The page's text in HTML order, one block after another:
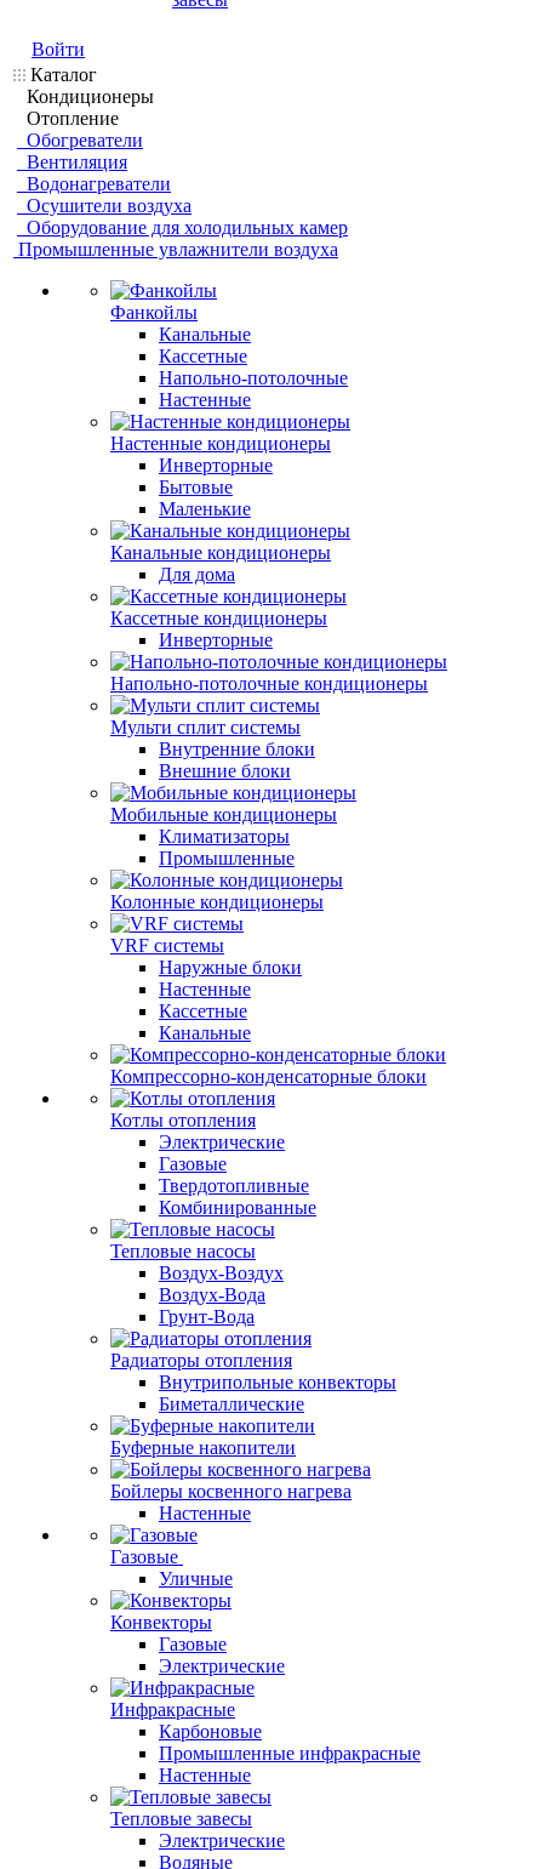
Войти
Каталог
Кондиционеры
Отопление
Обогреватели
Вентиляция
Водонагреватели
Осушители воздуха
Оборудование для холодильных камер
Промышленные увлажнители воздуха
Фанкойлы
Канальные
Кассетные
Напольно-потолочные
Настенные
Настенные кондиционеры
Инверторные
Бытовые
Маленькие
Канальные кондиционеры
Для дома
Кассетные кондиционеры
Инверторные
Напольно-потолочные кондиционеры
Мульти сплит системы
Внутренние блоки
Внешние блоки
Мобильные кондиционеры
Климатизаторы
Промышленные
Колонные кондиционеры
VRF системы
Наружные блоки
Настенные
Кассетные
Канальные
Компрессорно-конденсаторные блоки
Котлы отопления
Электрические
Газовые
Твердотопливные
Комбинированные
Тепловые насосы
Воздух-Воздух
Воздух-Вода
Грунт-Вода
Радиаторы отопления
Внутрипольные конвекторы
Биметаллические
Буферные накопители
Бойлеры косвенного нагрева
Настенные
Газовые
Уличные
Конвекторы
Газовые
Электрические
Инфракрасные
Карбоновые
Промышленные инфракрасные
Настенные
Тепловые завесы
Электрические
Водяные